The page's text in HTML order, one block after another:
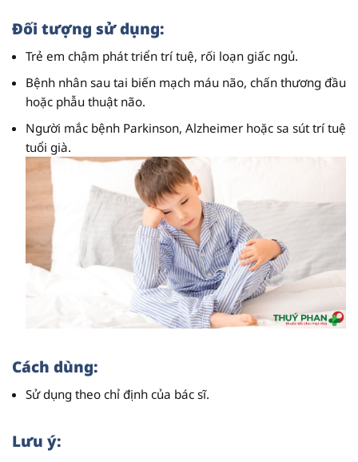
Đối tượng sử dụng:
Trẻ em chậm phát triển trí tuệ, rối loạn giấc ngủ.
Bệnh nhân sau tai biến mạch máu não, chấn thương đầu
hoặc phẫu thuật não.
Người mắc bệnh Parkinson, Alzheimer hoặc sa sút trí tuệ
tuổi già.
Cách dùng:
Sử dụng theo chỉ định của bác sĩ.
Lưu ý: